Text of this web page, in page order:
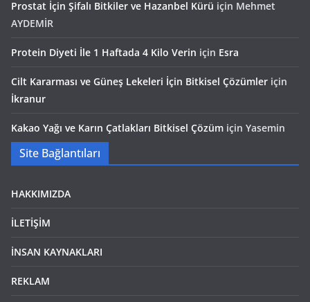
Prostat İçin Şifalı Bitkiler ve Hazanbel Kürü için Mehmet
AYDEMİR
Protein Diyeti İle 1 Haftada 4 Kilo Verin için Esra
Cilt Kararması ve Güneş Lekeleri İçin Bitkisel Çözümler için
İkranur
Kakao Yağı ve Karın Çatlakları Bitkisel Çözüm için Yasemin
Site Bağlantıları
HAKKIMIZDA
İLETİŞİM
İNSAN KAYNAKLARI
REKLAM